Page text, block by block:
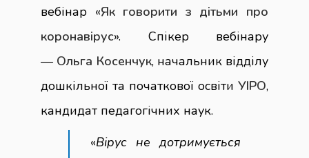
вебінар «Як говорити з дітьми про
коронавірус». Спікер вебінару
— Ольга Косенчук, начальник відділу
дошкільної та початкової освіти УІРО,
кандидат педагогічних наук.
«Вірус не дотримується